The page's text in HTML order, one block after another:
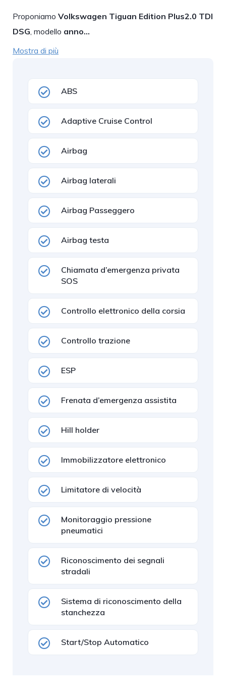
Proponiamo Volkswagen Tiguan Edition Plus2.0 TDI
DSG, modello anno…
Mostra di più
ABS
Adaptive Cruise Control
Airbag
Airbag laterali
Airbag Passeggero
Airbag testa
Chiamata d’emergenza privata
SOS
Controllo elettronico della corsia
Controllo trazione
ESP
Frenata d’emergenza assistita
Hill holder
Immobilizzatore elettronico
Limitatore di velocità
Monitoraggio pressione
pneumatici
Riconoscimento dei segnali
stradali
Sistema di riconoscimento della
stanchezza
Start/Stop Automatico